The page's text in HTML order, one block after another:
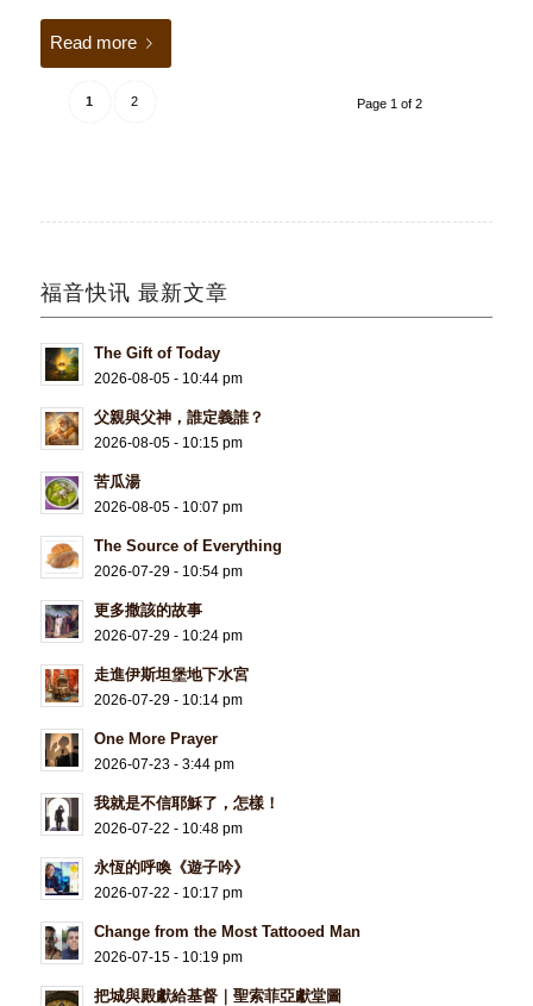
Read more
Page 1 of 2
1 2
福音快讯 最新文章
The Gift of Today
2026-08-05 - 10:44 pm
父親與父神，誰定義誰？
2026-08-05 - 10:15 pm
苦瓜湯
2026-08-05 - 10:07 pm
The Source of Everything
2026-07-29 - 10:54 pm
更多撒該的故事
2026-07-29 - 10:24 pm
走進伊斯坦堡地下水宮
2026-07-29 - 10:14 pm
One More Prayer
2026-07-23 - 3:44 pm
我就是不信耶穌了，怎樣！
2026-07-22 - 10:48 pm
永恆的呼喚《遊子吟》
2026-07-22 - 10:17 pm
Change from the Most Tattooed Man
2026-07-15 - 10:19 pm
把城與殿獻給基督｜聖索菲亞獻堂圖